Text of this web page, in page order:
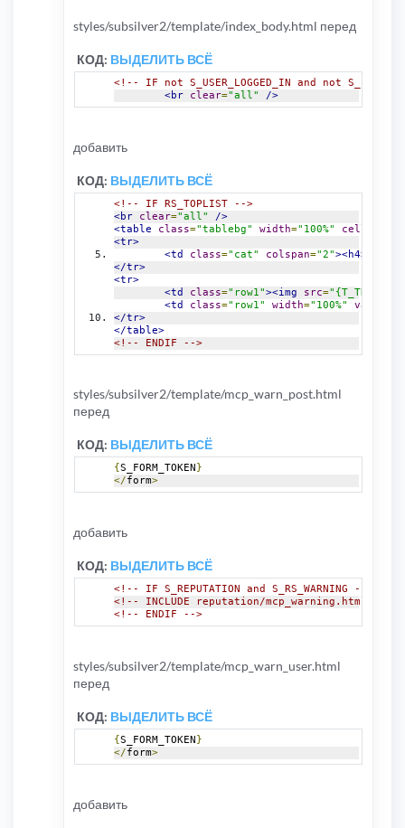
styles/subsilver2/template/index_body.html перед
КОД: ВЫДЕЛИТЬ ВСЁ
<!-- IF not S_USER_LOGGED_IN and not
<br
clear="all" />
добавить
КОД: ВЫДЕЛИТЬ ВСЁ
<!-- IF RS_TOPLIST -->
<br
clear="all"
/>
<table
class="tablebg" width="100%"
<tr>
<td
class="cat" colspan="2"><h4>
</tr>
<tr>
<td
class="row1"><img src=
<td
class="row1" width="100%" valign
</tr>
</table>
<!-- ENDIF -->
styles/subsilver2/template/mcp_warn_post.html
перед
КОД: ВЫДЕЛИТЬ ВСЁ
{ S_FORM_TOKEN }
</form>
добавить
КОД: ВЫДЕЛИТЬ ВСЁ
<!-- IF S_REPUTATION and S_RS_WARNING -->
<!-- INCLUDE reputation/mcp_warning.html -->
<!-- ENDIF -->
styles/subsilver2/template/mcp_warn_user.html
перед
КОД: ВЫДЕЛИТЬ ВСЁ
{S_FORM_TOKEN}
</form>
добавить